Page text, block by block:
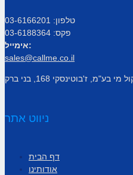
טלפון: 03-6166201
פקס: 03-6188364
אימייל:
sales@callme.co.il
ניווט אתר
דף הבית
אודותינו